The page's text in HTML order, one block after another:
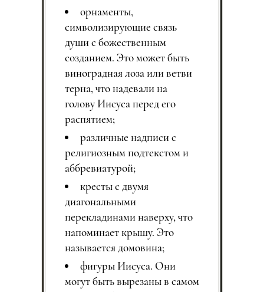
орнаменты,
символизирующие связь
души с божественным
созданием. Это может быть
виноградная лоза или ветви
терна, что надевали на
голову Иисуса перед его
распятием;
различные надписи с
религиозным подтекстом и
аббревиатурой;
кресты с двумя
диагональными
перекладинами наверху, что
напоминает крышу. Это
называется домовина;
фигуры Иисуса. Они
могут быть вырезаны в самом